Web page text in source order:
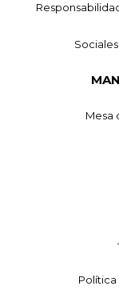
Sociales
Mesa